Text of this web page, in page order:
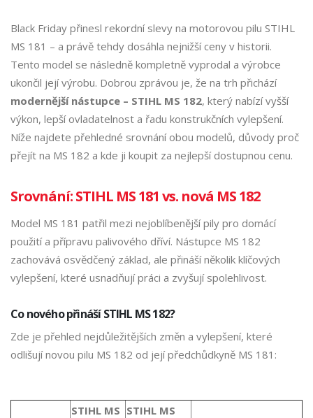
Black Friday přinesl rekordní slevy na motorovou pilu STIHL
MS 181 – a právě tehdy dosáhla nejnižší ceny v historii.
Tento model se následně kompletně vyprodal a výrobce
ukončil její výrobu. Dobrou zprávou je, že na trh přichází
modernější nástupce – STIHL MS 182, který nabízí vyšší
výkon, lepší ovladatelnost a řadu konstrukčních vylepšení.
Níže najdete přehledné srovnání obou modelů, důvody proč
přejít na MS 182 a kde ji koupit za nejlepší dostupnou cenu.
Srovnání: STIHL MS 181 vs. nová MS 182
Model MS 181 patřil mezi nejoblíbenější pily pro domácí
použití a přípravu palivového dříví. Nástupce MS 182
zachovává osvědčený základ, ale přináší několik klíčových
vylepšení, které usnadňují práci a zvyšují spolehlivost.
Co nového přináší STIHL MS 182?
Zde je přehled nejdůležitějších změn a vylepšení, které
odlišují novou pilu MS 182 od její předchůdkyně MS 181:
STIHL MS STIHL MS